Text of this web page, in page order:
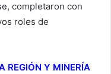
completaron con
roles de
REGIÓN Y MINERÍA